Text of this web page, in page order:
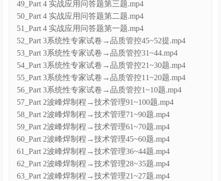
49_Part 4 实战应用问答题第三题.mp4
50_Part 4 实战应用问答题第二题.mp4
51_Part 4 实战应用问答题第一题.mp4
52_Part 3系统性专家试卷→品质管控45~52提.mp4
53_Part 3系统性专家试卷→品质管控31~44.mp4
54_Part 3系统性专家试卷→品质管控21~30题.mp4
55_Part 3系统性专家试卷→品质管控11~20题.mp4
56_Part 3系统性专家试卷→品质管控1~10题.mp4
57_Part 2波峰焊制程→技术管理91~100题.mp4
58_Part 2波峰焊制程→技术管理71~90题.mp4
59_Part 2波峰焊制程→技术管理61~70题.mp4
60_Part 2波峰焊制程→技术管理45~60题.mp4
61_Part 2波峰焊制程→技术管理36~44题.mp4
62_Part 2波峰焊制程→技术管理28~35题.mp4
63_Part 2波峰焊制程→技术管理21~27题.mp4